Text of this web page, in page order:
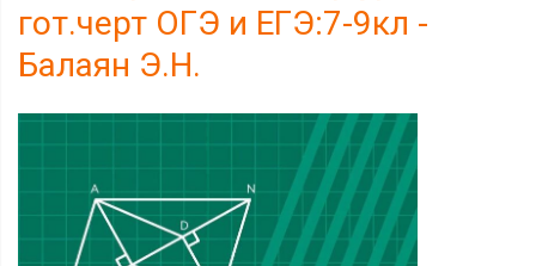
гот.черт ОГЭ и ЕГЭ:7-9кл -
Балаян Э.Н.